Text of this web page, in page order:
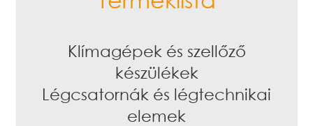
Klímagépek és szellőző
készülékek
Légcsatornák és légtechnikai
elemek